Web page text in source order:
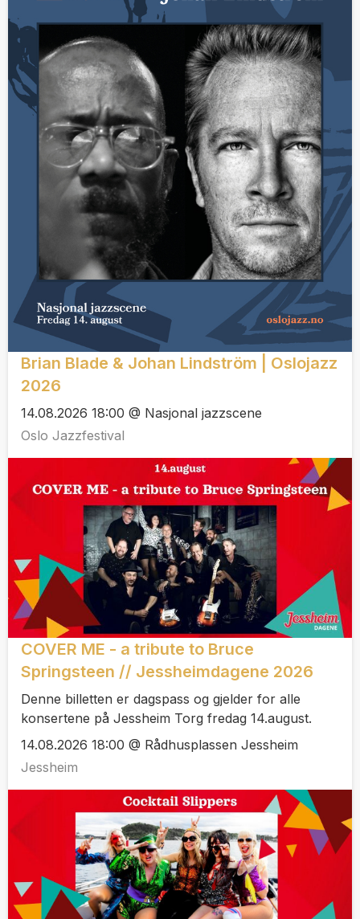
Brian Blade & Johan Lindström | Oslojazz
2026
14.08.2026 18:00 @ Nasjonal jazzscene
Oslo Jazzfestival
COVER ME - a tribute to Bruce
Springsteen // Jessheimdagene 2026
Denne billetten er dagspass og gjelder for alle
konsertene på Jessheim Torg fredag 14.august.
14.08.2026 18:00 @ Rådhusplassen Jessheim
Jessheim